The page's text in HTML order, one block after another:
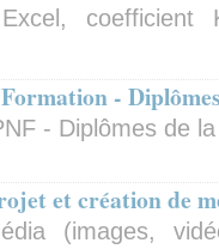
-
- Diplômes de
et création de
(images,